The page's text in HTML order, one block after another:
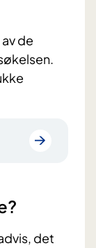
de
det